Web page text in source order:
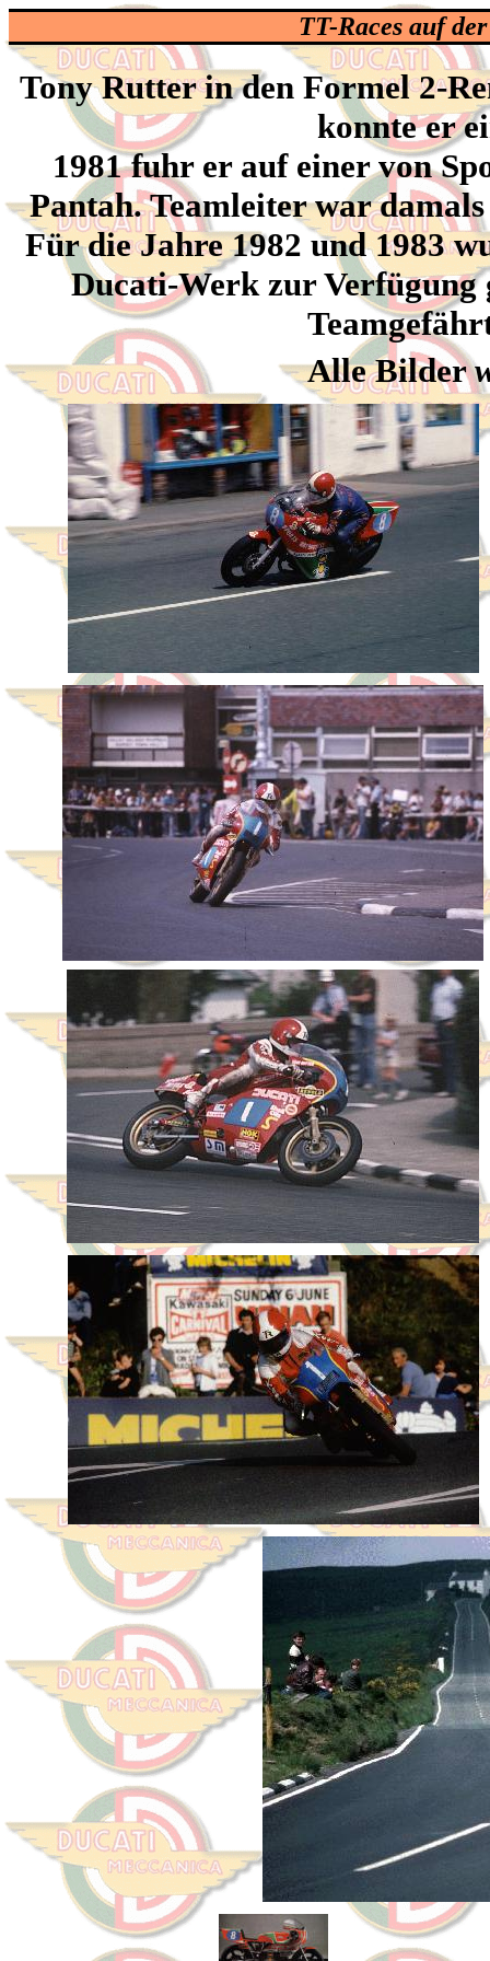
TT-Races auf
Tony Rutter in den Formel 2-
konnte er
1981 fuhr er auf einer von
Pantah. Teamleiter war
Für die Jahre 1982 und 1983
Ducati-Werk zur Verfügung
Alle Bilder